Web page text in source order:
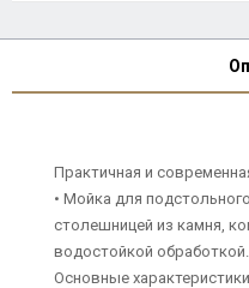
Практичная и
• Мойка для
столешницей из камня,
водостойкой обработкой.
Основные